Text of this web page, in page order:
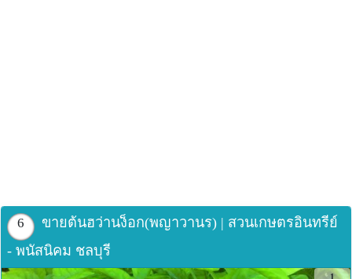
6
ขายต้นฮว่านง็อก(พญาวานร) | สวนเกษตรอินทรีย์
- พนัสนิคม ชลบุรี
1